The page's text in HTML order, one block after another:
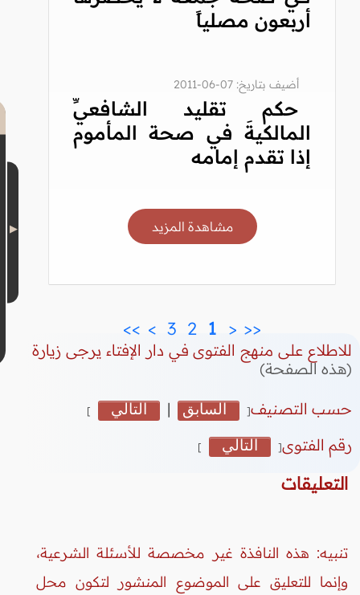
أربعون مصلياً
أضيف بتاريخ: 07-06-2011
حكم تقليد الشافعيِّ
المالكيةَ في صحة المأموم
إذا تقدم إمامه
مشاهدة المزيد
<<
<
>
>>
للاطلاع على منهج الفتوى في دار الإفتاء يرجى زيارة
(هذه الصفحة)
حسب التصنيف[ السابق | التالي ]
رقم الفتوى[ التالي ]
التعليقات
تنبيه: هذه النافذة غير مخصصة للأسئلة الشرعية،
وإنما للتعليق على الموضوع المنشور لتكون محل